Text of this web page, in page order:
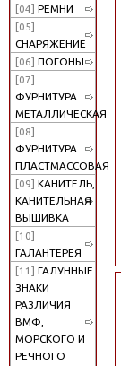
[04] РЕМНИ
[05]
СНАРЯЖЕНИЕ
[06] ПОГОНЫ
[07]
ФУРНИТУРА
МЕТАЛЛИЧЕСКАЯ
[08]
ФУРНИТУРА
ПЛАСТМАССОВАЯ
[09] КАНИТЕЛЬ,
КАНИТЕЛЬНАЯ
ВЫШИВКА
[10]
ГАЛАНТЕРЕЯ
[11] ГАЛУННЫЕ
ЗНАКИ
РАЗЛИЧИЯ
ВМФ,
МОРСКОГО И
РЕЧНОГО